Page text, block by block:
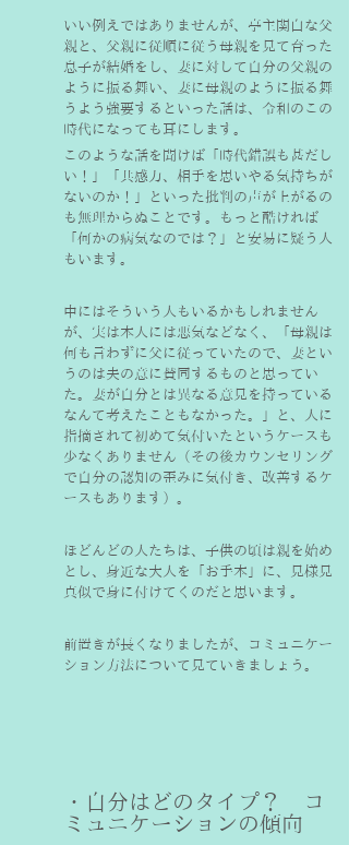
いい例えではありませんが、亭主関白な父
親と、父親に従順に従う母親を見て育った
息子が結婚をし、妻に対して自分の父親の
ように振る舞い、妻に母親のように振る舞
うよう強要するといった話は、令和のこの
時代になっても耳にします。
このような話を聞けば「時代錯誤も甚だし
い！」「共感力、相手を思いやる気持ちが
ないのか！」といった批判の声が上がるの
も無理からぬことです。もっと酷ければ
「何かの病気なのでは？」と安易に疑う人
もいます。
中にはそういう人もいるかもしれません
が、実は本人には悪気などなく、「母親は
何も言わずに父に従っていたので、妻とい
うのは夫の意に賛同するものと思ってい
た。妻が自分とは異なる意見を持っている
なんて考えたこともなかった。」と、人に
指摘されて初めて気付いたというケースも
少なくありません（その後カウンセリング
で自分の認知の歪みに気付き、改善するケ
ースもあります）。
ほどんどの人たちは、子供の頃は親を始め
とし、身近な大人を「お手本」に、見様見
真似で身に付けてくのだと思います。
前置きが長くなりましたが、コミュニケー
ション方法について見ていきましょう。
・自分はどのタイプ？　コ
ミュニケーションの傾向